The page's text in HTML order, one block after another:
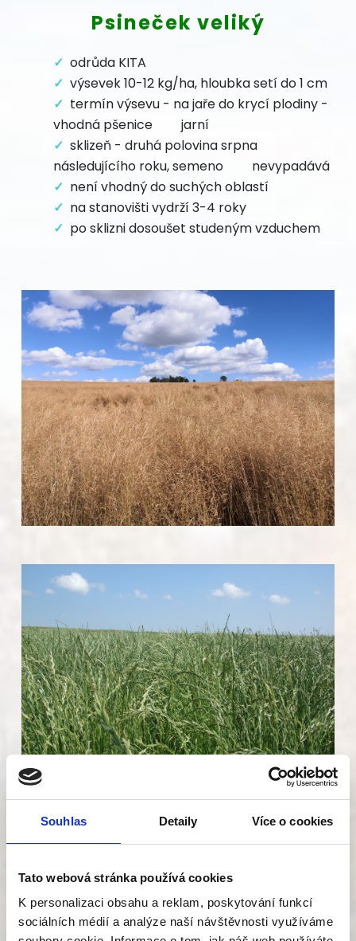
Souhlas Detaily Více o cookies
Tato webová stránka používá cookies
K personalizaci obsahu a reklam, poskytování funkcí
sociálních médií a analýze naší návštěvnosti využíváme
Psineček veliký
odrůda KITA
výsevek 10-12 kg/ha, hloubka setí do 1 cm
termín výsevu - na jaře do krycí plodiny -
vhodná pšenice jarní
sklizeň - druhá polovina srpna
následujícího roku, semeno nevypadává
není vhodný do suchých oblastí
na stanovišti vydrží 3-4 roky
po sklizni dosoušet studeným vzduchem
odrůda BAČA
výsevek 20 kg/ha na jaře do krycí plodiny,
případně letní výsev od poloviny srpna